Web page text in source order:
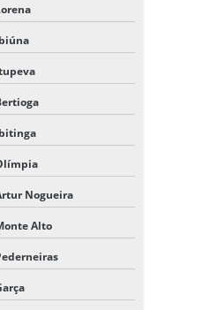
DE PEQUENAS
DE
Nogueira
Alto